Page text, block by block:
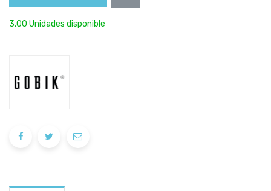
3,00 Unidades disponible